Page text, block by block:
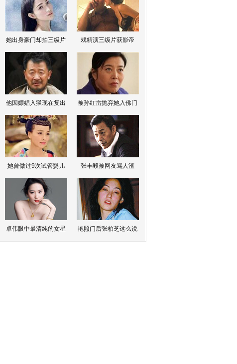
她出身豪门却拍三级片 戏精演三级片获影帝
他因嫖娼入狱现在复出 被孙红雷抛弃她入佛门
她曾做过9次试管婴儿 张丰毅被网友骂人渣
卓伟眼中最清纯的女星 艳照门后张柏芝这么说